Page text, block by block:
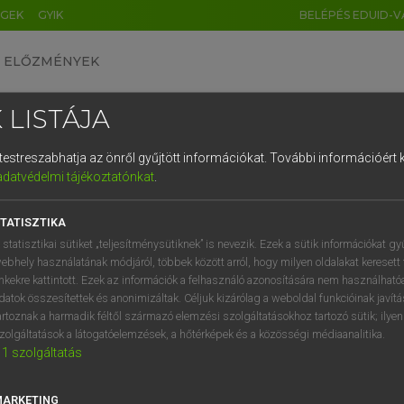
GYIK BELÉPÉS EDUID-
ELŐZMÉNYEK
uniós terminológiai szótár
VAN ELŐFIZETÉSED?
előfizetésem a teljes szócikk
NINCS ELŐFIZETÉSED?
LISTÁJA
az önről gyűjtött információkat. További információért
tájékoztatónkat.
statisztikai sütiket „teljesítménysütiknek” is nevezik. Ezek a sütik információkat
használatának módjáról, többek között arról, hogy milyen oldalakat keresett
kattintott. Ezek az információk a felhasználó azonosítására nem
összesítettek és anonimizáltak. Céljuk kizárólag a weboldal funkcióinak
a harmadik féltől származó elemzési szolgáltatásokhoz tartozó sütik;
a látogatóelemzések, a hőtérképek és a közösségi médiaanalitika.
1 szolgáltatás
DE CN FR ES IT NL
1 2 3 4 5 6 7 8 9
q w e r t z u i
a s d f g h j k l é
í y x c v b n m , .